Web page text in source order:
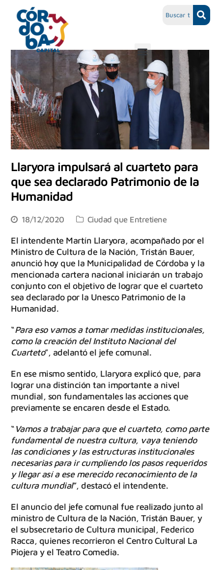
Llaryora impulsará al cuarteto para
que sea declarado Patrimonio de la
Humanidad
18/12/2020 Ciudad que Entretiene
El intendente Martín Llaryora, acompañado por el
Ministro de Cultura de la Nación, Tristán Bauer,
anunció hoy que la Municipalidad de Córdoba y la
mencionada cartera nacional iniciarán un trabajo
conjunto con el objetivo de lograr que el cuarteto
sea declarado por la Unesco Patrimonio de la
Humanidad.
“Para eso vamos a tomar medidas institucionales,
como la creación del Instituto Nacional del
Cuarteto”, adelantó el jefe comunal.
En ese mismo sentido, Llaryora explicó que, para
lograr una distinción tan importante a nivel
mundial, son fundamentales las acciones que
previamente se encaren desde el Estado.
“Vamos a trabajar para que el cuarteto, como parte
fundamental de nuestra cultura, vaya teniendo
las condiciones y las estructuras institucionales
necesarias para ir cumpliendo los pasos requeridos
y llegar así a ese merecido reconocimiento de la
cultura mundial”, destacó el intendente.
El anuncio del jefe comunal fue realizado junto al
ministro de Cultura de la Nación, Tristán Bauer, y
el subsecretario de Cultura municipal, Federico
Racca, quienes recorrieron el Centro Cultural La
Piojera y el Teatro Comedia.